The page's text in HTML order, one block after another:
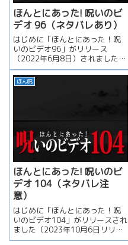
ほんとにあった! 呪いのビ
デオ 96（ネタバレあり）
はじめに「ほんとにあった！呪
いのビデオ96」がリリース
（2022年6月8日）されました。
以降ネタバレ大合戦ですので、
未見...
ほん呪
ほんとにあった! 呪いのビ
デオ 104（ネタバレ注
意）
はじめに「ほんとにあった！呪
いのビデオ104」がリリースされ
ました（2023年10月6日リリー
ス）。例によって「呪われた...